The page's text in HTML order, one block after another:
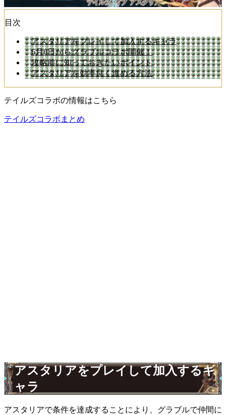
目次
アスタリアをプレイして加入するキャラ
6月6日からグラブルコラボ開催！
攻略前に知っておきたいポイント
アスタリアを効率良く進める方法
テイルズコラボの情報はこちら
テイルズコラボまとめ
アスタリアをプレイして加入するキ
ャラ
アスタリアで条件を達成することにより、グラブルで仲間に